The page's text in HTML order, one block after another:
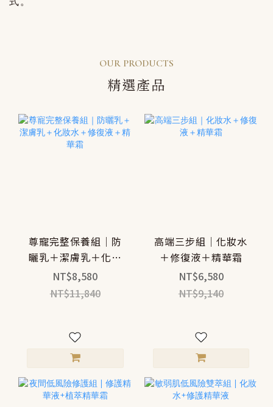
OUR PRODUCTS
精選產品
尊寵完整保養組｜防
曬乳＋潔膚乳＋化妝
水＋修復液＋精華霜
NT$8,580
NT$11,840
高端三步組｜化妝水
＋修復液＋精華霜
NT$6,580
NT$9,140